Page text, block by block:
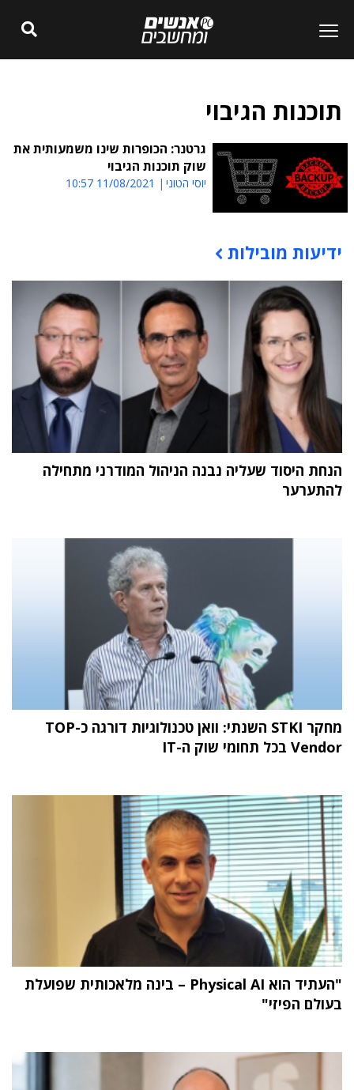
תוכנות הגיבוי
גרטנר: הכופרות שינו משמעותית את
שוק תוכנות הגיבוי
יוסי הטוני 11/08/2021 10:57
תוכן פרסומי
ידיעות מובילות
הנחת היסוד שעליה נבנה הניהול המודרני מתחילה
להתערער
מחקר STKI השנתי: וואן טכנולוגיות דורגה כ-TOP
Vendor בכל תחומי שוק ה-IT
"העתיד הוא Physical AI – בינה מלאכותית שפועלת
בעולם הפיזי"